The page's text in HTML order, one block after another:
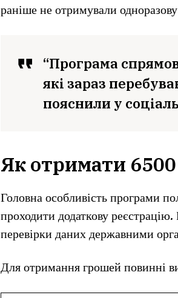
раніше не отримували
“Програма
які зараз
пояснили у
Як отримати 6500
Головна особливість програми
проходити додаткову
перевірки даних державними
Для отримання грошей повинні